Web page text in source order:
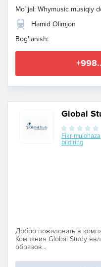
Mo`ljal: Whymusic musiqiy
Hamid Olimjon
Bog'lanish:
Global
Fikr-mulohaza
bildiring
Добро пожаловать в
Компания Global Study
образов...